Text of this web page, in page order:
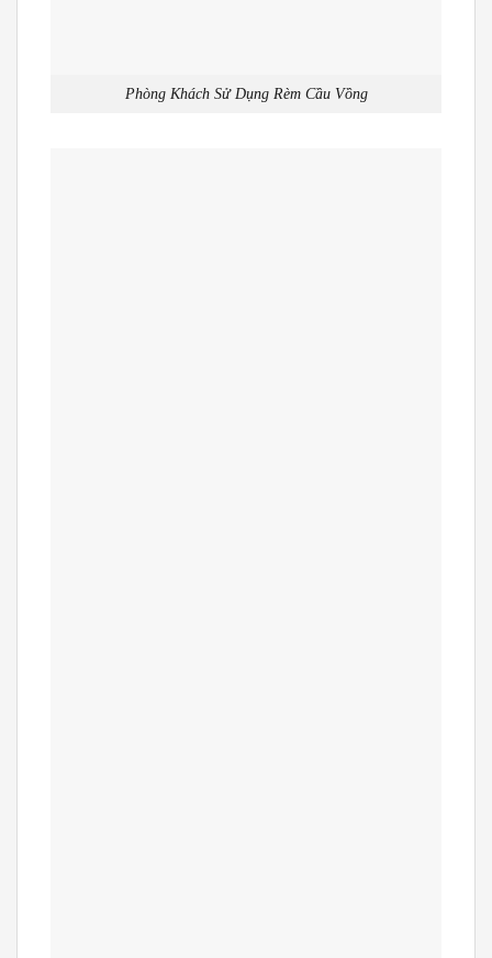
Phòng Khách Sử Dụng Rèm Cầu Vồng